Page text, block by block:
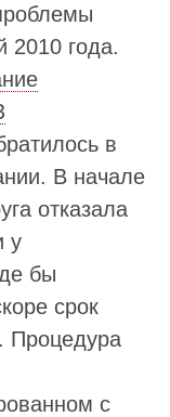
2010 года.
в
В начале
отказала
у
бы
срок
Процедура
с